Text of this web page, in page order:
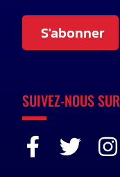
S'abonner
SUIVEZ-NOUS